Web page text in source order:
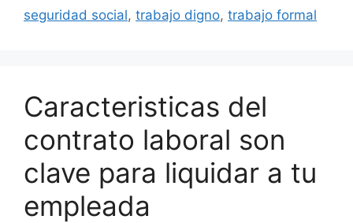
seguridad social, trabajo digno, trabajo formal
Caracteristicas del
contrato laboral son
clave para liquidar a tu
empleada